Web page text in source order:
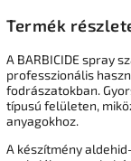
Termék
A BARBICIDE spray
professzionális
fodrászatokban.
típusú felületen,
anyagokhoz.
A készítmény